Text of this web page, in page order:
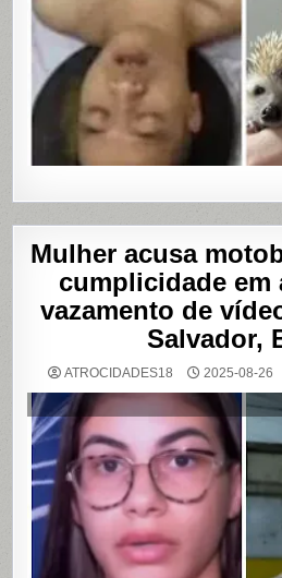
Mulher acusa
cumplicidade em
vazamento de
Salvador,
ATROCIDADES18 2025-08-26